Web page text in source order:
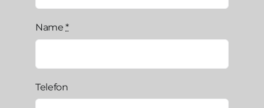
Name*
Telefon